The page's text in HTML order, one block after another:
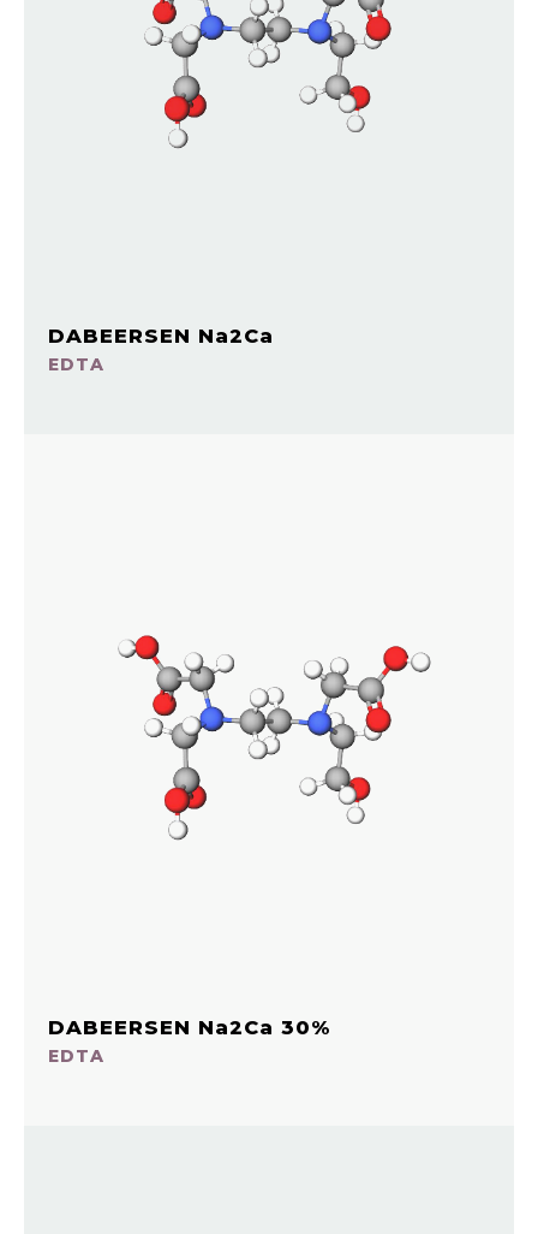
DABEERSEN Na2Ca
EDTA
DABEERSEN Na2Ca 30%
EDTA